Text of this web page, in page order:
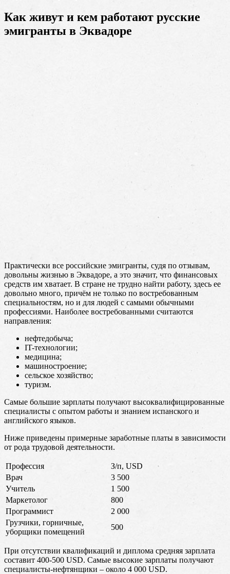
Как живут и кем работают русские
эмигранты в Эквадоре
Практически все российские эмигранты, судя по отзывам,
довольны жизнью в Эквадоре, а это значит, что финансовых
средств им хватает. В стране не трудно найти работу, здесь ее
довольно много, причём не только по востребованным
специальностям, но и для людей с самыми обычными
профессиями. Наиболее востребованными считаются
направления:
нефтедобыча;
IT-технологии;
медицина;
машиностроение;
сельское хозяйство;
туризм.
Самые большие зарплаты получают высоквалифицированные
специалисты с опытом работы и знанием испанского и
английского языков.
Ниже приведены примерные заработные платы в зависимости
от рода трудовой деятельности.
Профессия
З/п, USD
Врач
3 500
Учитель
1 500
Маркетолог
800
Программист
2 000
Грузчики, горничные,
уборщики помещений
500
При отсутствии квалификаций и диплома средняя зарплата
составит 400-500 USD. Самые высокие зарплаты получают
специалисты-нефтянщики – около 4 000 USD.